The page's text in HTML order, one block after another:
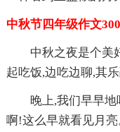
中秋节四年级作文
中秋之夜是个美
起吃饭,边吃边聊,其乐
晚上,我们早早
啊!这么早就看见月